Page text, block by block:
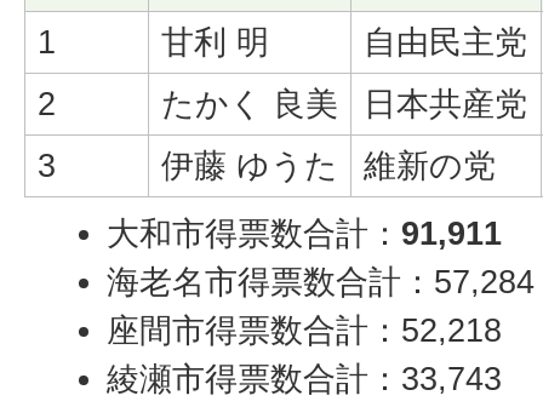
1
甘利 明
自由民主党
2
たかく 良美
日本共産党
3
伊藤 ゆうた
維新の党
大和市得票数合計： 91,911
海老名市得票数合計：57,284
座間市得票数合計：52,218
綾瀬市得票数合計：33,743